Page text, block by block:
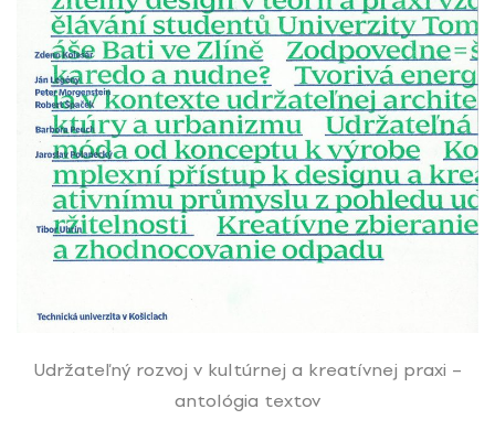
Udržateľný rozvoj v kultúrnej a kreatívnej praxi –
antológia textov